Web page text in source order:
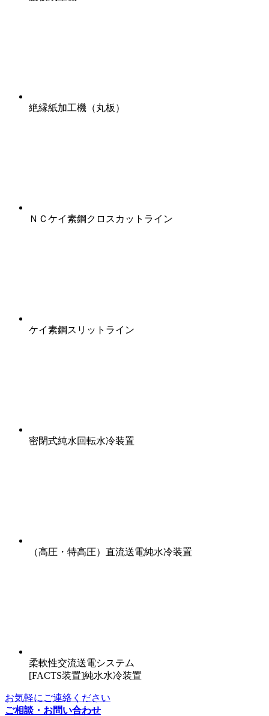
絶縁紙加工機（丸板）
ＮＣケイ素鋼クロスカットライン
ケイ素鋼スリットライン
密閉式純水回転水冷装置
（高圧・特高圧）直流送電純水冷装置
柔軟性交流送電システム
[FACTS装置]純水水冷装置
お気軽にご連絡ください
ご相談・お問い合わせ